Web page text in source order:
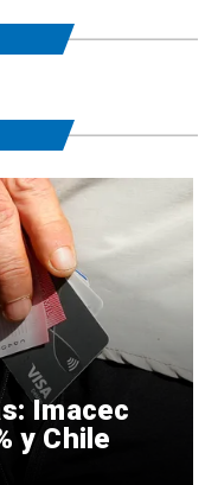
Imacec
y Chile